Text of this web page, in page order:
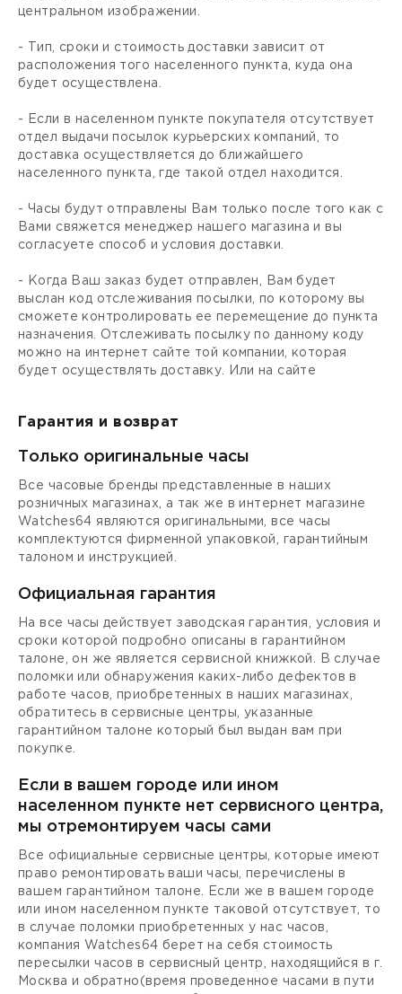
центральном изображении.
- Тип, сроки и стоимость доставки зависит от
расположения того населенного пункта, куда она
будет осуществлена.
- Если в населенном пункте покупателя отсутствует
отдел выдачи посылок курьерских компаний, то
доставка осуществляется до ближайшего
населенного пункта, где такой отдел находится.
- Часы будут отправлены Вам только после того как с
Вами свяжется менеджер нашего магазина и вы
согласуете способ и условия доставки.
- Когда Ваш заказ будет отправлен, Вам будет
выслан код отслеживания посылки, по которому вы
сможете контролировать ее перемещение до пункта
назначения. Отслеживать посылку по данному коду
можно на интернет сайте той компании, которая
будет осуществлять доставку. Или на сайте
Гарантия и возврат
Только оригинальные часы
Все часовые бренды представленные в наших
розничных магазинах, а так же в интернет магазине
Watches64 являются оригинальными, все часы
комплектуются фирменной упаковкой, гарантийным
талоном и инструкцией.
Официальная гарантия
На все часы действует заводская гарантия, условия и
сроки которой подробно описаны в гарантийном
талоне, он же является сервисной книжкой. В случае
поломки или обнаружения каких-либо дефектов в
работе часов, приобретенных в наших магазинах,
обратитесь в сервисные центры, указанные
гарантийном талоне который был выдан вам при
покупке.
Если в вашем городе или ином
населенном пункте нет сервисного центра,
мы отремонтируем часы сами
Все официальные сервисные центры, которые имеют
право ремонтировать ваши часы, перечислены в
вашем гарантийном талоне. Если же в вашем городе
или ином населенном пункте таковой отсутствует, то
в случае поломки приобретенных у нас часов,
компания Watches64 берет на себя стоимость
пересылки часов в сервисный центр, находящийся в г.
Москва и обратно(время проведенное часами в пути